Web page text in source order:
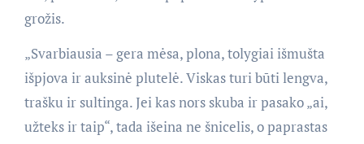
grožis.
„Svarbiausia – gera mėsa, plona, tolygiai išmušta
išpjova ir auksinė plutelė. Viskas turi būti lengva,
trašku ir sultinga. Jei kas nors skuba ir pasako „ai,
užteks ir taip“, tada išeina ne šnicelis, o paprastas